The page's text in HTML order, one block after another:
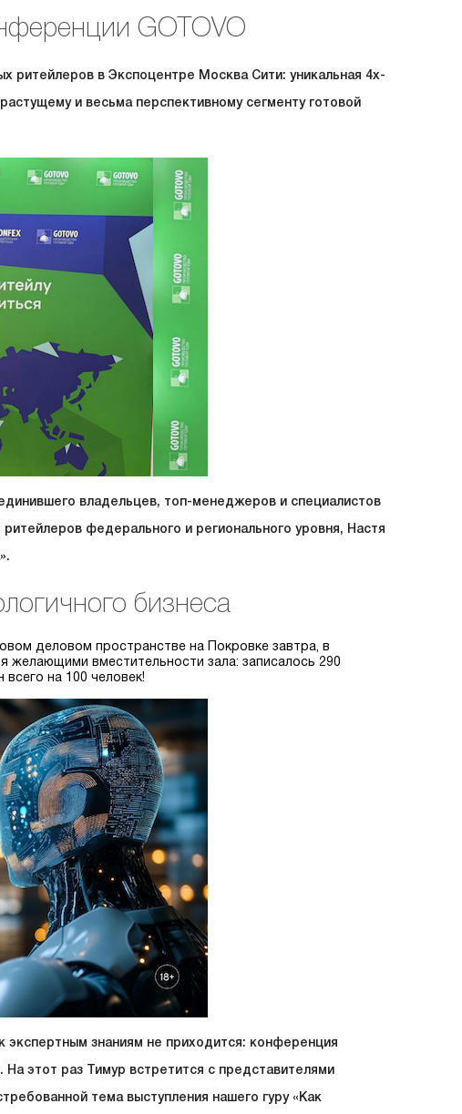
GOTOVO
ритейлеров в Экспоцентре Москва Сити: уникальная 4х-
и весьма перспективному сегменту готовой
владельцев, топ-менеджеров и специалистов
федерального и регионального уровня, Настя
бизнеса
деловом пространстве на Покровке завтра, в
желающими вместительности зала: записалось 290
на 100 человек!
знаниям не приходится: конференция
этот раз Тимур встретится с представителями
тема выступления нашего гуру «Как